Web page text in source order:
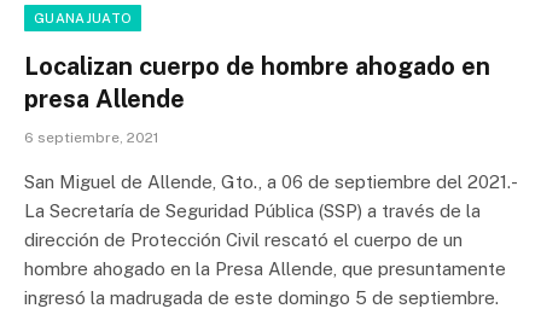
GUANAJUATO
Localizan cuerpo de hombre ahogado en
presa Allende
6 septiembre, 2021
San Miguel de Allende, Gto., a 06 de septiembre del 2021.-
La Secretaría de Seguridad Pública (SSP) a través de la
dirección de Protección Civil rescató el cuerpo de un
hombre ahogado en la Presa Allende, que presuntamente
ingresó la madrugada de este domingo 5 de septiembre.